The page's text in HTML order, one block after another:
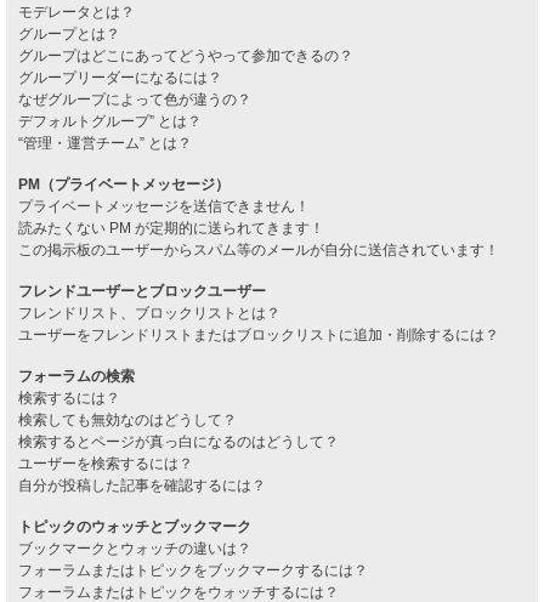
モデレータとは？
グループとは？
グループはどこにあってどうやって参加できるの？
グループリーダーになるには？
なぜグループによって色が違うの？
デフォルトグループ” とは？
“管理・運営チーム” とは？
PM（プライベートメッセージ）
プライベートメッセージを送信できません！
読みたくない PM が定期的に送られてきます！
この掲示板のユーザーからスパム等のメールが自分に送信されています！
フレンドユーザーとブロックユーザー
フレンドリスト、ブロックリストとは？
ユーザーをフレンドリストまたはブロックリストに追加・削除するには？
フォーラムの検索
検索するには？
検索しても無効なのはどうして？
検索するとページが真っ白になるのはどうして？
ユーザーを検索するには？
自分が投稿した記事を確認するには？
トピックのウォッチとブックマーク
ブックマークとウォッチの違いは？
フォーラムまたはトピックをブックマークするには？
フォーラムまたはトピックをウォッチするには？